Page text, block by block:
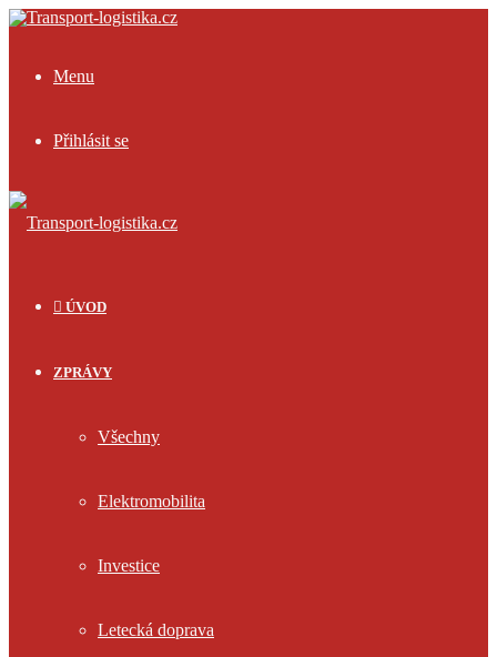
Menu
Přihlásit se
ÚVOD
ZPRÁVY
Všechny
Elektromobilita
Investice
Letecká doprava